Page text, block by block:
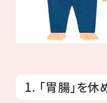
1. 「胃腸」を休